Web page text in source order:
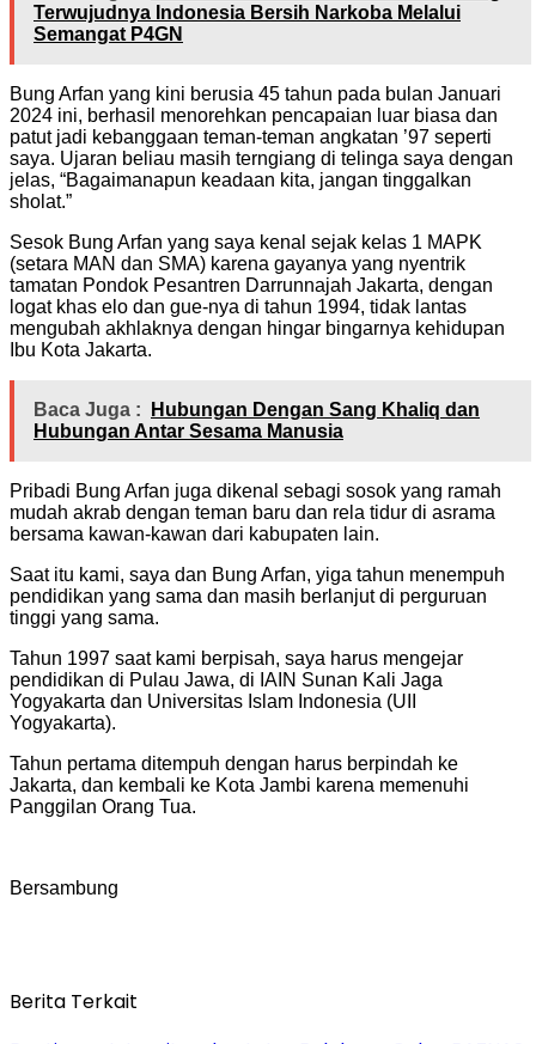
Terwujudnya Indonesia Bersih Narkoba Melalui
Semangat P4GN
Bung Arfan yang kini berusia 45 tahun pada bulan Januari
2024 ini, berhasil menorehkan pencapaian luar biasa dan
patut jadi kebanggaan teman-teman angkatan ’97 seperti
saya. Ujaran beliau masih terngiang di telinga saya dengan
jelas, “Bagaimanapun keadaan kita, jangan tinggalkan
sholat.”
Sesok Bung Arfan yang saya kenal sejak kelas 1 MAPK
(setara MAN dan SMA) karena gayanya yang nyentrik
tamatan Pondok Pesantren Darrunnajah Jakarta, dengan
logat khas elo dan gue-nya di tahun 1994, tidak lantas
mengubah akhlaknya dengan hingar bingarnya kehidupan
Ibu Kota Jakarta.
Baca Juga :
Hubungan Dengan Sang Khaliq dan
Hubungan Antar Sesama Manusia
Pribadi Bung Arfan juga dikenal sebagi sosok yang ramah
mudah akrab dengan teman baru dan rela tidur di asrama
bersama kawan-kawan dari kabupaten lain.
Saat itu kami, saya dan Bung Arfan, yiga tahun menempuh
pendidikan yang sama dan masih berlanjut di perguruan
tinggi yang sama.
Tahun 1997 saat kami berpisah, saya harus mengejar
pendidikan di Pulau Jawa, di IAIN Sunan Kali Jaga
Yogyakarta dan Universitas Islam Indonesia (UII
Yogyakarta).
Tahun pertama ditempuh dengan harus berpindah ke
Jakarta, dan kembali ke Kota Jambi karena memenuhi
Panggilan Orang Tua.
Bersambung
Berita Terkait